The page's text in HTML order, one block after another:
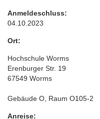
Anmeldeschluss:
04.10.2023
Ort:
Hochschule Worms
Erenburger Str. 19
67549 Worms
Gebäude O, Raum O105-2
Anreise: